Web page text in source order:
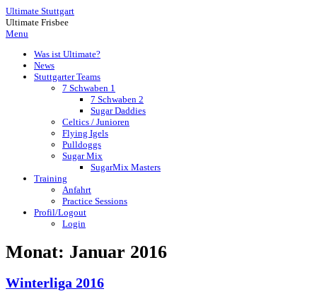
Ultimate Stuttgart
Ultimate Frisbee
Menu
Was ist Ultimate?
News
Stuttgarter Teams
7 Schwaben 1
7 Schwaben 2
Sugar Daddies
Celtics / Junioren
Flying Igels
Pulldoggs
Sugar Mix
SugarMix Masters
Training
Anfahrt
Practice Sessions
Profil/Logout
Login
Monat: Januar 2016
Winterliga 2016